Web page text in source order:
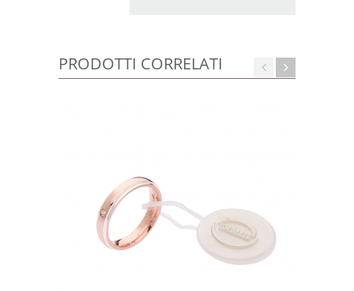
PRODOTTI CORRELATI